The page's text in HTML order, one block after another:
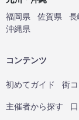
福岡県
佐賀県 長
沖縄県
コンテンツ
初めてガイド 街
主催者から探す